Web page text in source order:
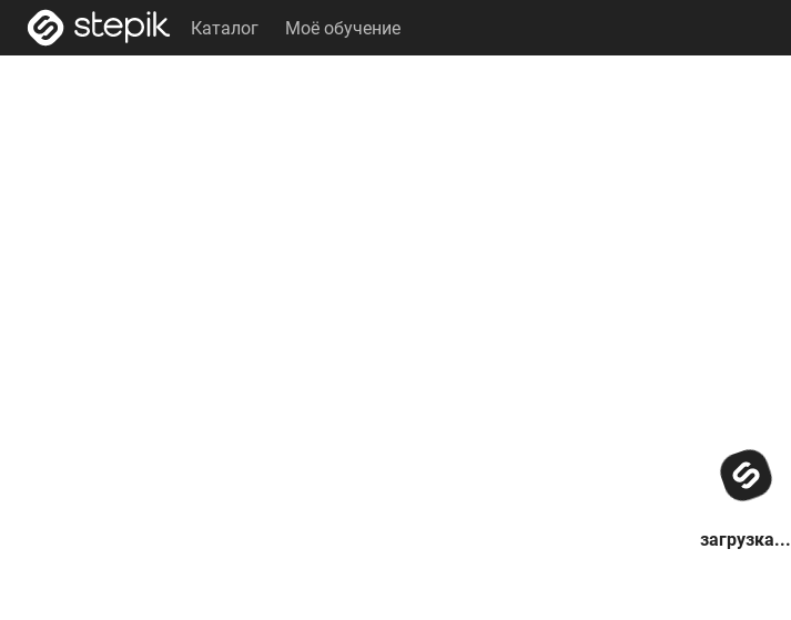
Каталог Моё обучение
загрузка...